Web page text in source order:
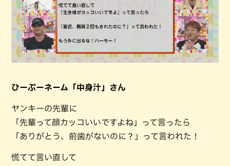
ひーぷーネーム「中身汁」さん
ヤンキーの先輩に
「先輩って顔カッコいいですよね」って言ったら
「ありがとう、前歯がないのに？」って言われた！
慌てて言い直して